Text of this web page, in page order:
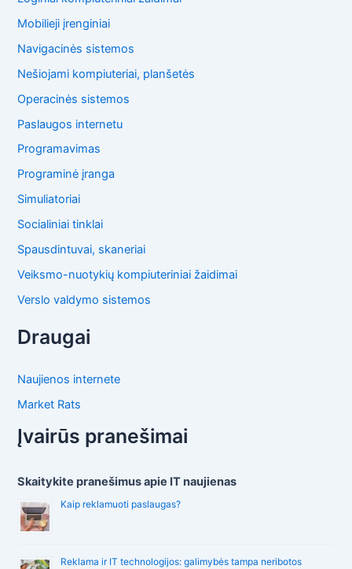
Mobilieji įrenginiai
Navigacinės sistemos
Nešiojami kompiuteriai, planšetės
Operacinės sistemos
Paslaugos internetu
Programavimas
Programinė įranga
Simuliatoriai
Socialiniai tinklai
Spausdintuvai, skaneriai
Veiksmo-nuotykių kompiuteriniai žaidimai
Verslo valdymo sistemos
Draugai
Naujienos internete
Market Rats
Įvairūs pranešimai
Skaitykite pranešimus apie IT naujienas
Kaip reklamuoti paslaugas?
Reklama ir IT technologijos: galimybės tampa neribotos